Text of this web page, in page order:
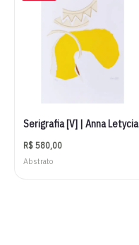
Serigrafia [V] | Anna Letycia
R$580,00
Abstrato